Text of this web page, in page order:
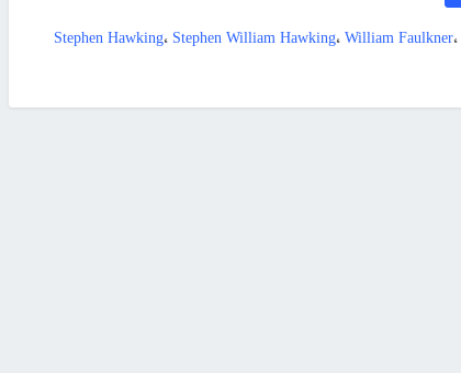
Stephen Hawking، Stephen William Hawking، William Faulkner،